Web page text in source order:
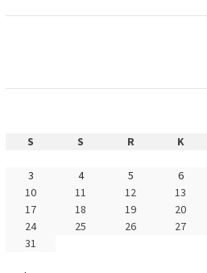
S
S R K
3
4 5 6
10
11 12 13
17
18 19 20
24
25 26 27
31